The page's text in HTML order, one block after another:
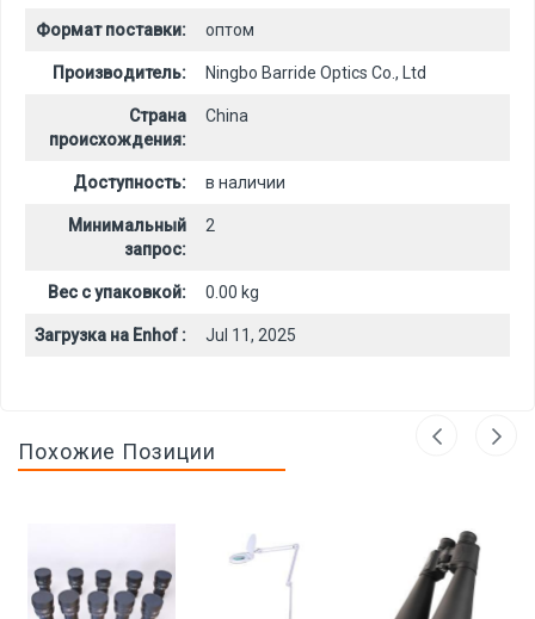
Формат поставки: оптом
Производитель: Ningbo Barride Optics Co., Ltd
Страна
происхождения:
China
Доступность: в наличии
Минимальный
запрос:
2
Вес с упаковкой: 0.00 kg
Загрузка на Enhof : Jul 11, 2025
Похожие Позиции